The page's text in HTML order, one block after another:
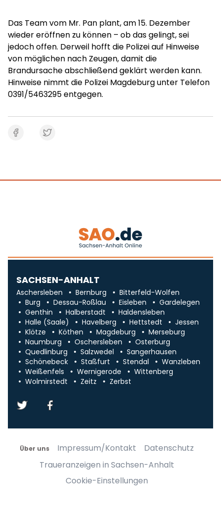
Das Team vom Mr. Pan plant, am 15. Dezember
wieder eröffnen zu können – ob das gelingt, sei
jedoch offen. Derweil hofft die Polizei auf Hinweise
von möglichen nach Zeugen, damit die
Brandursache abschließend geklärt werden kann.
Hinweise nimmt die Polizei Magdeburg unter Telefon
0391/5463295 entgegen.
SACHSEN-ANHALT
Aschersleben Bernburg
Bitterfeld-Wolfen
Burg
Dessau-Roßlau Eisleben
Gardelegen
Genthin
Halberstadt
Haldensleben
Halle (Saale)
Havelberg Hettstedt
Jessen
Klötze
Köthen Magdeburg
Merseburg
Naumburg
Oschersleben
Osterburg
Quedlinburg
Salzwedel
Sangerhausen
Schönebeck
Staßfurt Stendal
Wanzleben
Weißenfels
Wernigerode
Wittenberg
Wolmirstedt
Zeitz Zerbst
Über uns Impressum/Kontakt
Datenschutz
Traueranzeigen in Sachsen-Anhalt
Cookie-Einstellungen